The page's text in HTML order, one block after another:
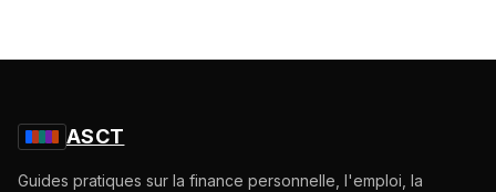
ASCT
Guides pratiques sur la finance personnelle, l'emploi, la